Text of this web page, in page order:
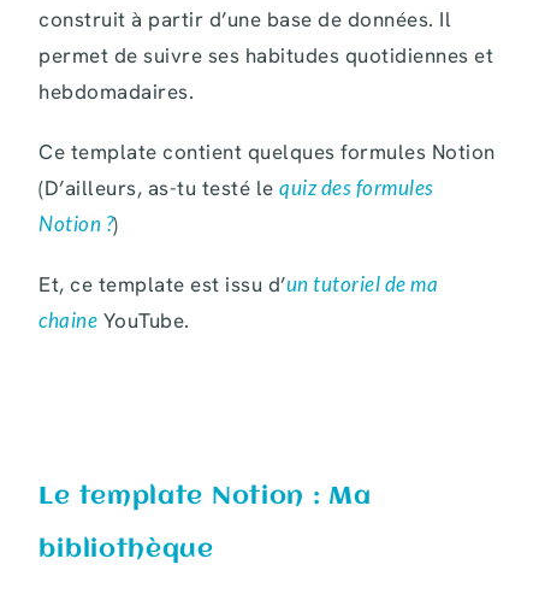
construit à partir d’une base de données. Il
permet de suivre ses habitudes quotidiennes et
hebdomadaires.
Ce template contient quelques formules Notion
(D’ailleurs, as-tu testé lequiz des formules
Notion ?)
Et, ce template est issu d’un tutoriel de ma
chaine YouTube.
Le template Notion : Ma
bibliothèque